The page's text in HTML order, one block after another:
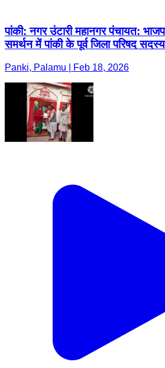
पांकी: नगर उंटारी महानगर पंचायत:
समर्थन में पांकी के पूर्व जिला परिषद
Panki, Palamu | Feb 18, 2026